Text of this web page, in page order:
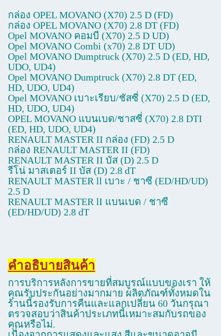
กล่อง OPEL MOVANO (X70) 2.5 D (FD)
กล่อง OPEL MOVANO (X70) 2.8 DT (FD)
Opel MOVANO คอมบี (X70) 2.5 D UD)
Opel MOVANO Combi (x70) 2.8 DT UD)
Opel MOVANO Dumptruck (X70) 2.5 D (ED, HD,
UDO, UD4)
Opel MOVANO Dumptruck (X70) 2.8 DT (ED,
HD, UDO, UD4)
Opel MOVANO เบาะเรียบ/ชัสซี่ (X70) 2.5 D (ED,
HD, UDO, UD4)
OPEL MOVANO แบนเบด/ชาสซี่ (X70) 2.8 DTI
(ED, HD, UDO, UD4)
RENAULT MASTER II กล่อง (FD) 2.5 D
กล่อง RENAULT MASTER II (FD)
RENAULT MASTER II บัส (D) 2.5 D
รีโน่ มาสเตอร์ II บัส (D) 2.8 dT
RENAULT MASTER ll เบาะ / ชาซี (ED/HD/UD)
2.5 D
RENAULT MASTER lI แบนเบด / ชาซี
(ED/HD/UD) 2.8 dT
คําอธิบายสินค้า
การบริการหลังการขายที่สมบูรณ์แบบของเรา ให้
คุณรับประกันอย่างมากมาย ผลิตภัณฑ์ทั้งหมดใน
ร้านนี้รองรับการคืนและแลกเปลี่ยน 60 วันกรุณา
ตรวจสอบว่าสินค้าประเภทนี้เหมาะสมกับรถของ
คุณหรือไม่.